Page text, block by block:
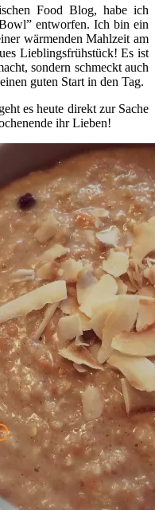
Food Blog, habe ich
entworfen. Ich bin ein
wärmenden Mahlzeit am
Lieblingsfrühstück! Es ist
sondern schmeckt auch
guten Start in den Tag.
es heute direkt zur Sache
ihr Lieben!